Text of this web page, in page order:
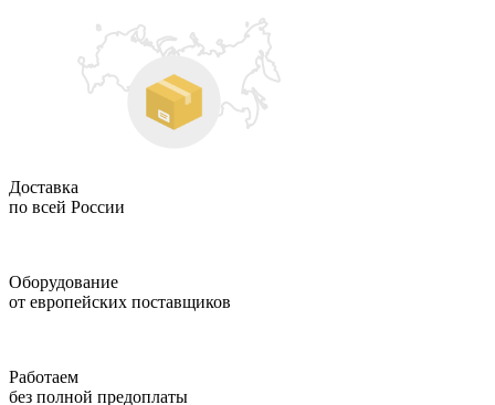
Доставка
по всей России
Оборудование
от европейских поставщиков
Работаем
без полной предоплаты